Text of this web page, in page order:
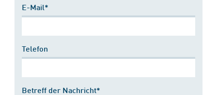
E-Mail*
Telefon
Betreff der Nachricht*